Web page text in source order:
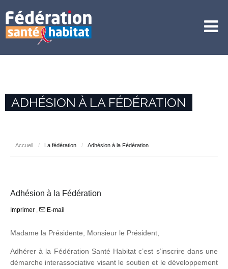
ADHÉSION À LA FÉDÉRATION
Accueil / La fédération / Adhésion à la Fédération
Adhésion à la Fédération
Imprimer , E-mail
Madame la Présidente, Monsieur le Président,
Adhérer à la Fédération Santé Habitat c’est s’inscrire dans une
démarche interassociative visant le soutien et le développement